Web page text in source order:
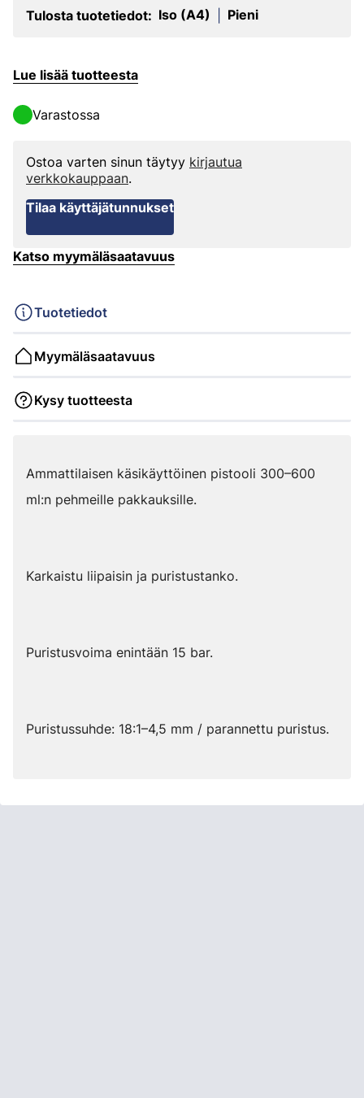
Tulosta tuotetiedot: Iso (A4) Pieni
Lue lisää tuotteesta
Varastossa
Ostoa varten sinun täytyy kirjautua
verkkokauppaan.
Tilaa käyttäjätunnukset
Katso myymäläsaatavuus
Tuotetiedot
Myymäläsaatavuus
Kysy tuotteesta
Ammattilaisen käsikäyttöinen pistooli 300–600
ml:n pehmeille pakkauksille.
Karkaistu liipaisin ja puristustanko.
Puristusvoima enintään 15 bar.
Puristussuhde: 18:1–4,5 mm / parannettu puristus.